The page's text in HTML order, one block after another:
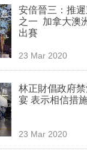
安倍晉三：推
之一 加拿大澳
出賽
23 Mar 2020
林正財倡政府
宴 表示相信措
23 Mar 2020